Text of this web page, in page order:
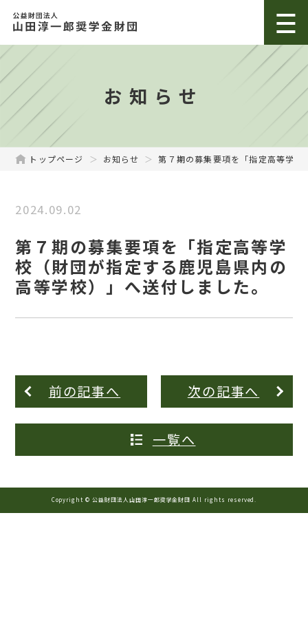
お知らせ
トップページ お知らせ 第７期の募集要項を「指定高等学
2024.09.02
第７期の募集要項を「指定高等学
校（財団が指定する鹿児島県内の
高等学校）」へ送付しました。
前の記事へ 次の記事へ
一覧へ
Copyright © 公益財団法人山田淳一郎奨学金財団 All rights reserved.